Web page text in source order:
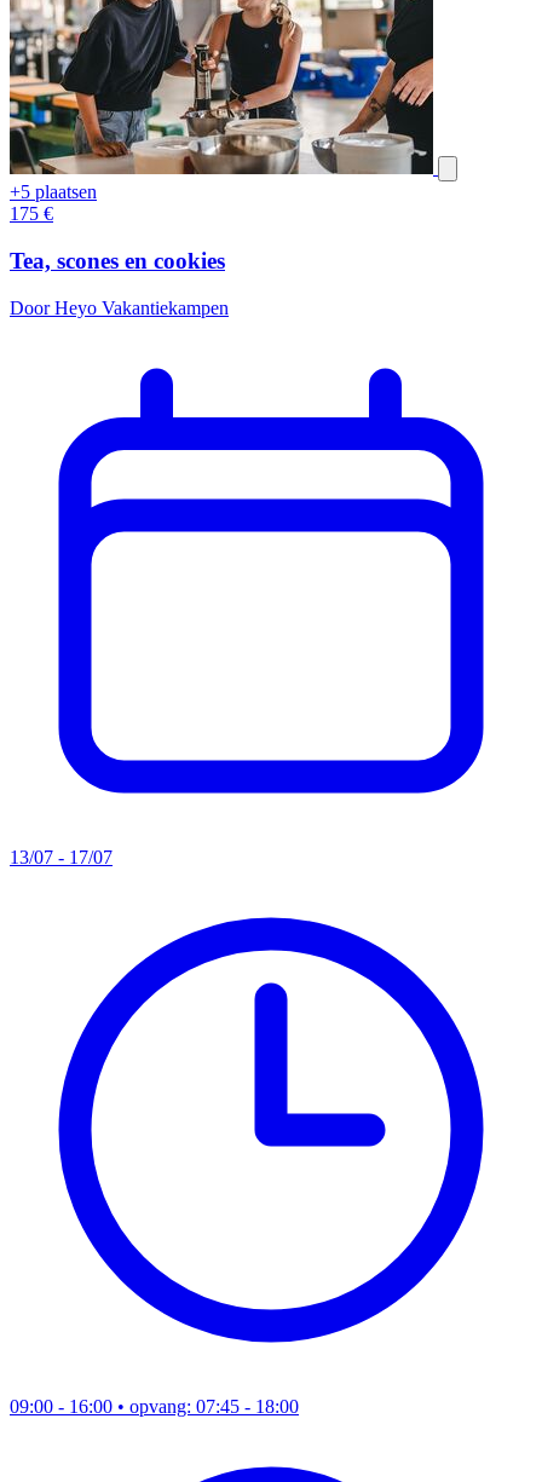
+5 plaatsen
175 €
Tea, scones en cookies
Door Heyo Vakantiekampen
13/07 - 17/07
09:00 - 16:00 • opvang: 07:45 - 18:00